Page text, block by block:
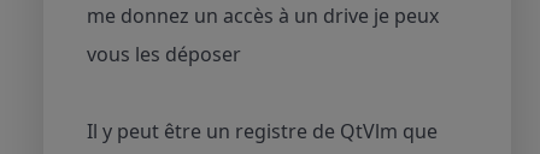
me donnez un accès à un drive je peux
vous les déposer
Il y peut être un registre de QtVlm que